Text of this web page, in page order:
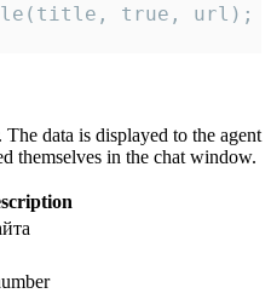
true, url);
data is displayed to the agent
themselves in the chat window.